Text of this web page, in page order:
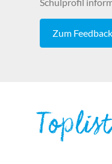
Zum